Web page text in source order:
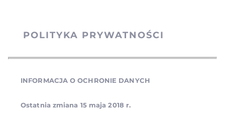
POLITYKA PRYWATNOŚCI
INFORMACJA O OCHRONIE DANYCH
Ostatnia zmiana 15 maja 2018 r.